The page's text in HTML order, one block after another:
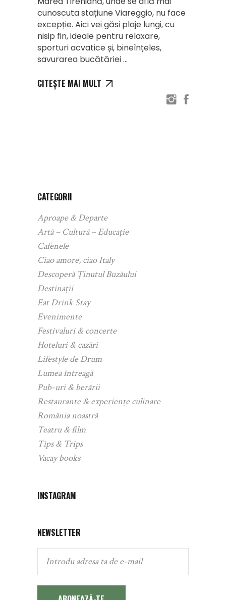
cunoscuta stațiune Viareggio, nu face
excepție. Aici vei găsi plaje lungi, cu
nisip fin, ideale pentru relaxare,
sporturi acvatice și, bineînțeles,
savurarea bucătăriei
CITEȘTE MAI MULT
CATEGORII
Aproape & Departe
Artă – Cultură – Educație
Cafenele
Ciao amore, ciao Italy
Descoperă Ținutul Buzăului
Destinații
Eat Drink Stay
Evenimente
Festivaluri & concerte
Hoteluri & cazări
Lifestyle de Drum
Lumea întreagă
Pub-uri & berării
Restaurante & experiențe culinare
România noastră
Teatru & film
Tips & Trips
Vacay books
INSTAGRAM
NEWSLETTER